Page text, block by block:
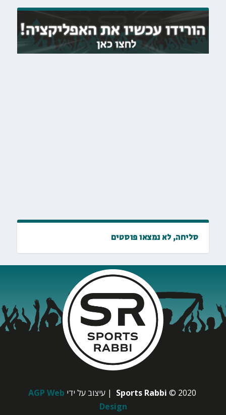
סליחה, לא נמצאו פוסטים
Sports Rabbi © 2020 | עיצוב על ידי AGP Web
Design